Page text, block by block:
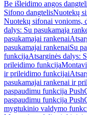
Be išleidimo angos
Sifono dangtelisNuotekų
Nuotekų sifonai vonioms,
dalys: Su pasukamąja
pasukamajai rankenai
pasukamajai rankenaiSu
funkcijaAtsarginės dalys:
prileidimo funkcija
ir prileidimo funkcijai
pasukamajai rankenai ir
paspaudimu funkcija
paspaudimu funkcija
mygtukinio valdymo